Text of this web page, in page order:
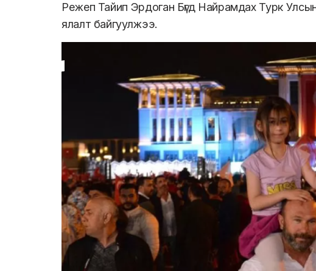
Режеп Тайип Эрдоган Бүгд Найрамдах Турк
ялалт байгуулжээ.